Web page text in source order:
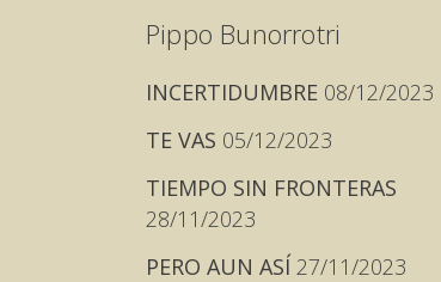
Pippo Bunorrotri
INCERTIDUMBRE 08/12/2023
TE VAS 05/12/2023
TIEMPO SIN FRONTERAS
28/11/2023
PERO AUN ASÍ 27/11/2023